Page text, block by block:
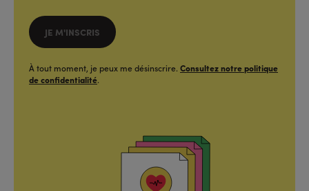
JE M'INSCRIS
À tout moment, je peux me désinscrire. Consultez notre politique
de confidentialité.